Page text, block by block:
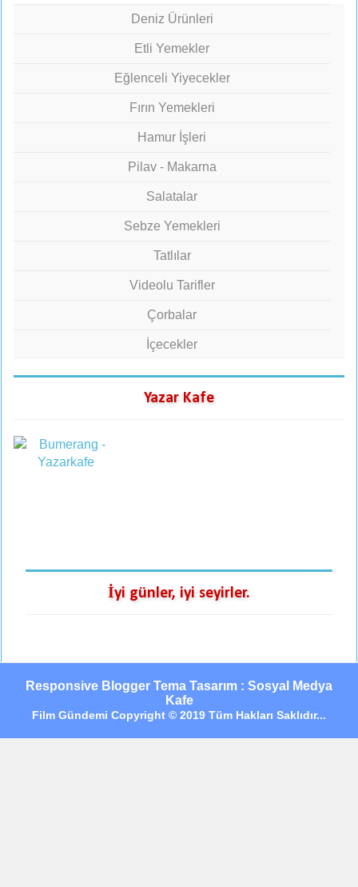
Deniz Ürünleri
Etli Yemekler
Eğlenceli Yiyecekler
Fırın Yemekleri
Hamur İşleri
Pilav - Makarna
Salatalar
Sebze Yemekleri
Tatlılar
Videolu Tarifler
Çorbalar
İçecekler
Yazar Kafe
İyi günler, iyi seyirler.
Responsive Blogger Tema Tasarım : Sosyal Medya
Kafe
Film Gündemi Copyright © 2019 Tüm Hakları Saklıdır...